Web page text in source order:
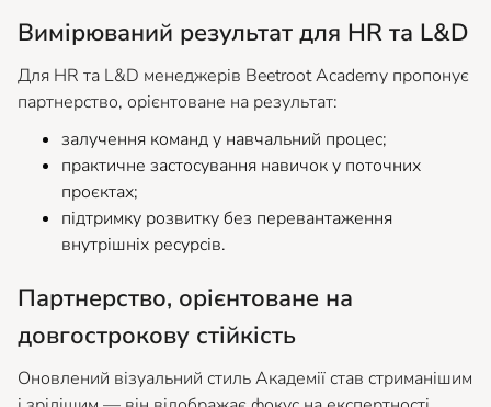
Вимірюваний результат для HR та L&D
Для HR та L&D менеджерів Beetroot Academy пропонує
партнерство, орієнтоване на результат:
залучення команд у навчальний процес;
практичне застосування навичок у поточних
проєктах;
підтримку розвитку без перевантаження
внутрішніх ресурсів.
Партнерство, орієнтоване на
довгострокову стійкість
Оновлений візуальний стиль Академії став стриманішим